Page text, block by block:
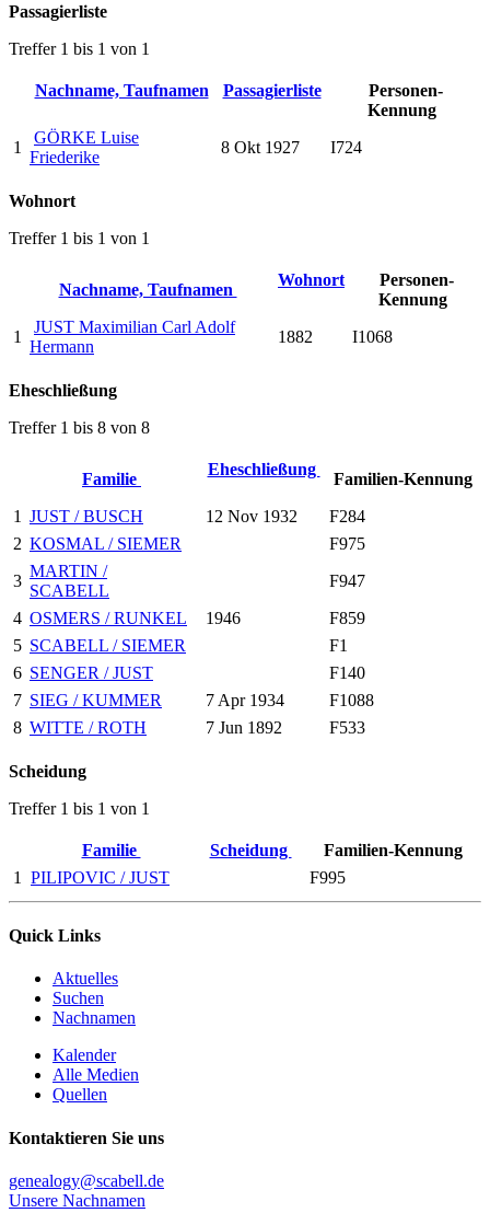
Passagierliste
Treffer 1 bis 1 von 1
Nachname, Taufnamen Passagierliste
Personen-
Kennung
1
GÖRKE Luise
Friederike
8 Okt 1927 I724
Wohnort
Treffer 1 bis 1 von 1
Nachname, Taufnamen
Wohnort
Personen-
Kennung
1
JUST Maximilian Carl Adolf
Hermann
1882 I1068
Eheschließung
Treffer 1 bis 8 von 8
Familie
Eheschließung
Familien-Kennung
1 JUST / BUSCH 12 Nov 1932
F284
2 KOSMAL / SIEMER
F975
3
MARTIN /
SCABELL
F947
4 OSMERS / RUNKEL 1946
F859
5 SCABELL / SIEMER
F1
6 SENGER / JUST
F140
7 SIEG / KUMMER 7 Apr 1934
F1088
8 WITTE / ROTH 7 Jun 1892 F533
Scheidung
Treffer 1 bis 1 von 1
Familie Scheidung
Familien-Kennung
1
PILIPOVIC / JUST F995
Quick Links
Aktuelles
Suchen
Nachnamen
Kalender
Alle Medien
Quellen
Kontaktieren Sie uns
genealogy@scabell.de
Unsere Nachnamen